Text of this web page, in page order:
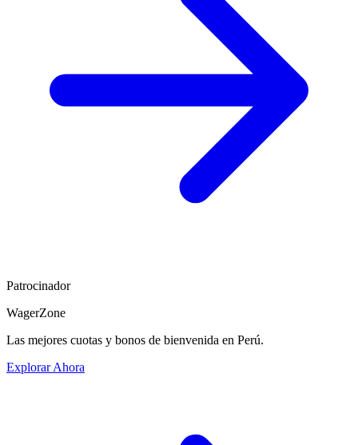
Patrocinador
WagerZone
Las mejores cuotas y bonos de bienvenida en Perú.
Explorar Ahora